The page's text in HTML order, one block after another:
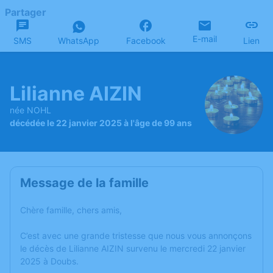
Partager
SMS WhatsApp Facebook E-mail Lien
Lilianne AIZIN
née NOHL
décédée le 22 janvier 2025 à l'âge de 99 ans
Message de la famille
Chère famille, chers amis,
C’est avec une grande tristesse que nous vous annonçons
le décès de Lilianne AIZIN survenu le mercredi 22 janvier
2025 à Doubs.